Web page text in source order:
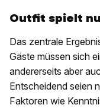
Outfit spielt
Das zentrale
Gäste müssen sich
andererseits aber
Entscheidend seien
Faktoren wie